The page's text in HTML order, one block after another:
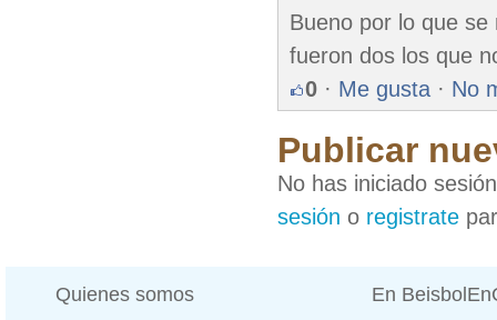
Bueno por lo que
fueron dos los que
0 · Me gusta · No
Publicar
No has iniciado
sesión o registrate
Quienes somos En